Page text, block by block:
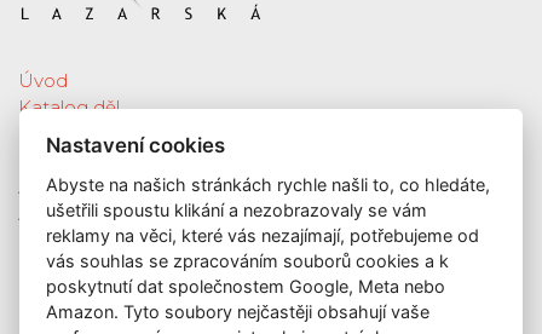
Úvod
Katalog děl
Služby
Nová díla
Aktuální výstava
Aukce
O nás
Kontakt
KONTAKT
Nastavení cookies
Abyste na našich stránkách rychle našli to, co hledáte,
ušetřili spoustu klikání a nezobrazovaly se vám
reklamy na věci, které vás nezajímají, potřebujeme od
vás souhlas se zpracováním souborů cookies a k
poskytnutí dat společnostem Google, Meta nebo
Amazon. Tyto soubory nejčastěji obsahují vaše